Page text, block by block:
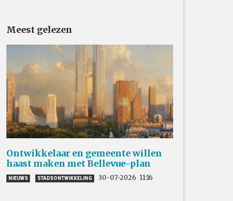
Meest gelezen
Ontwikkelaar en gemeente willen
haast maken met Bellevue-plan
NIEUWS STADSONTWIKKELING 30-07-2026 11:16